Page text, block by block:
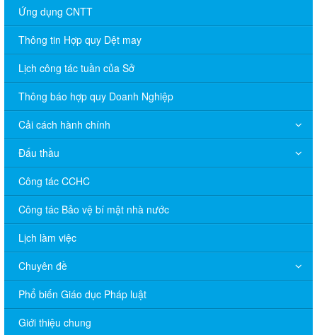
Ứng dụng CNTT
Thông tin Hợp quy Dệt may
Lịch công tác tuần của Sở
Thông báo hợp quy Doanh Nghiệp
Cải cách hành chính
Đấu thầu
Công tác CCHC
Công tác Bảo vệ bí mật nhà nước
Lịch làm việc
Chuyên đề
Phổ biến Giáo dục Pháp luật
Giới thiệu chung
V/v đề nghị báo cáo hệ thống phân phối, nhãn hiệu hàng hóa
và hoạt động mua bán khí trên địa bàn tỉnh năm 2025 (nhắc lần
2).